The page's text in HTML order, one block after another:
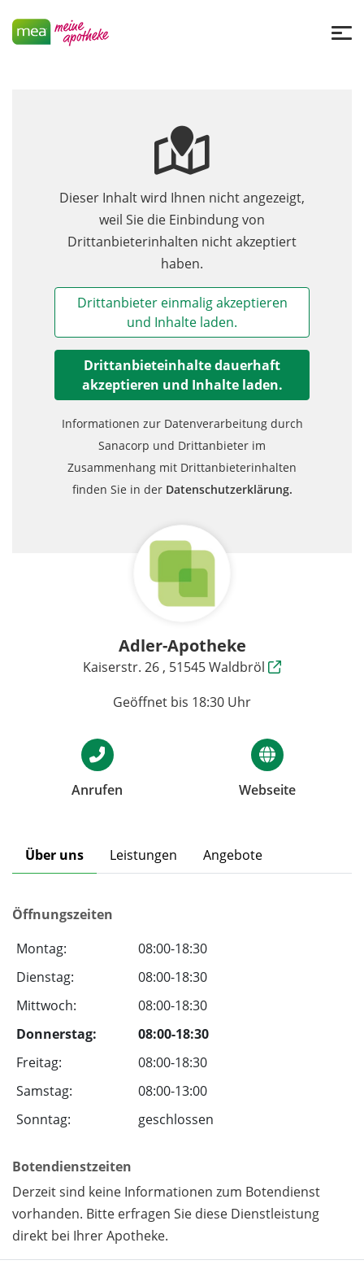
Dieser Inhalt wird Ihnen nicht angezeigt,
weil Sie die Einbindung von
Drittanbieterinhalten nicht akzeptiert
haben.
Drittanbieter einmalig akzeptieren
und Inhalte laden.
Drittanbieteinhalte dauerhaft
akzeptieren und Inhalte laden.
Informationen zur Datenverarbeitung durch
Sanacorp und Drittanbieter im
Zusammenhang mit Drittanbieterinhalten
finden Sie in der Datenschutzerklärung.
Adler-Apotheke
Kaiserstr. 26 , 51545 Waldbröl
Geöffnet bis 18:30 Uhr
Anrufen Webseite
Über uns Leistungen Angebote
Öffnungszeiten
Montag:
08:00-18:30
Dienstag:
08:00-18:30
Mittwoch:
08:00-18:30
Donnerstag:
08:00-18:30
Freitag:
08:00-18:30
Samstag:
08:00-13:00
Sonntag:
geschlossen
Botendienstzeiten
Derzeit sind keine Informationen zum Botendienst
vorhanden. Bitte erfragen Sie diese Dienstleistung
direkt bei Ihrer Apotheke.